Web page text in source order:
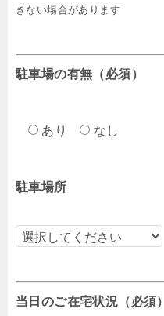
きない場合があります
駐車場の有無（必須）
あり なし
駐車場所
当日のご在宅状況（必須）